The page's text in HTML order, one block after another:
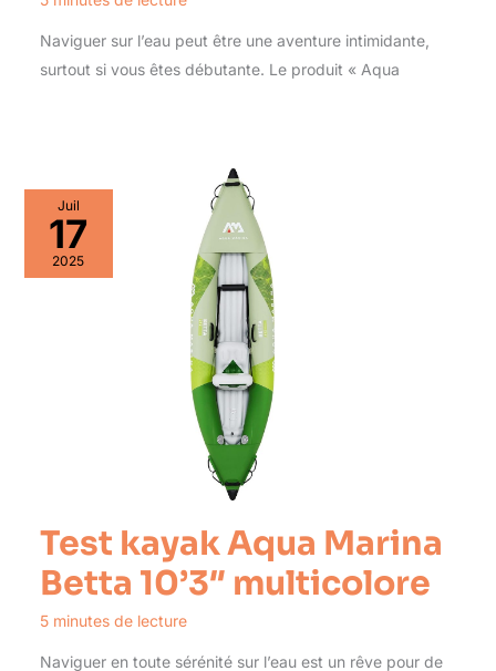
Naviguer sur l’eau peut être une aventure intimidante,
surtout si vous êtes débutante. Le produit « Aqua
Juil
17
2025
Test kayak Aqua Marina
Betta 10’3″ multicolore
5 minutes de lecture
Naviguer en toute sérénité sur l’eau est un rêve pour de